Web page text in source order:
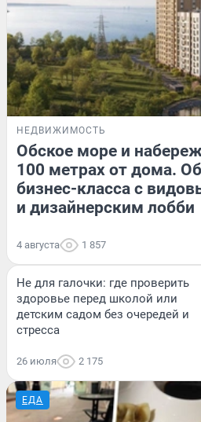
НЕДВИЖИМОСТЬ
Обское море и
100 метрах от дома.
бизнес-класса с
и дизайнерским лобби
4 августа 1 857
Не для галочки: где проверить
здоровье перед школой или
детским садом без очередей и
стресса
26 июля 2 175
ЕДА